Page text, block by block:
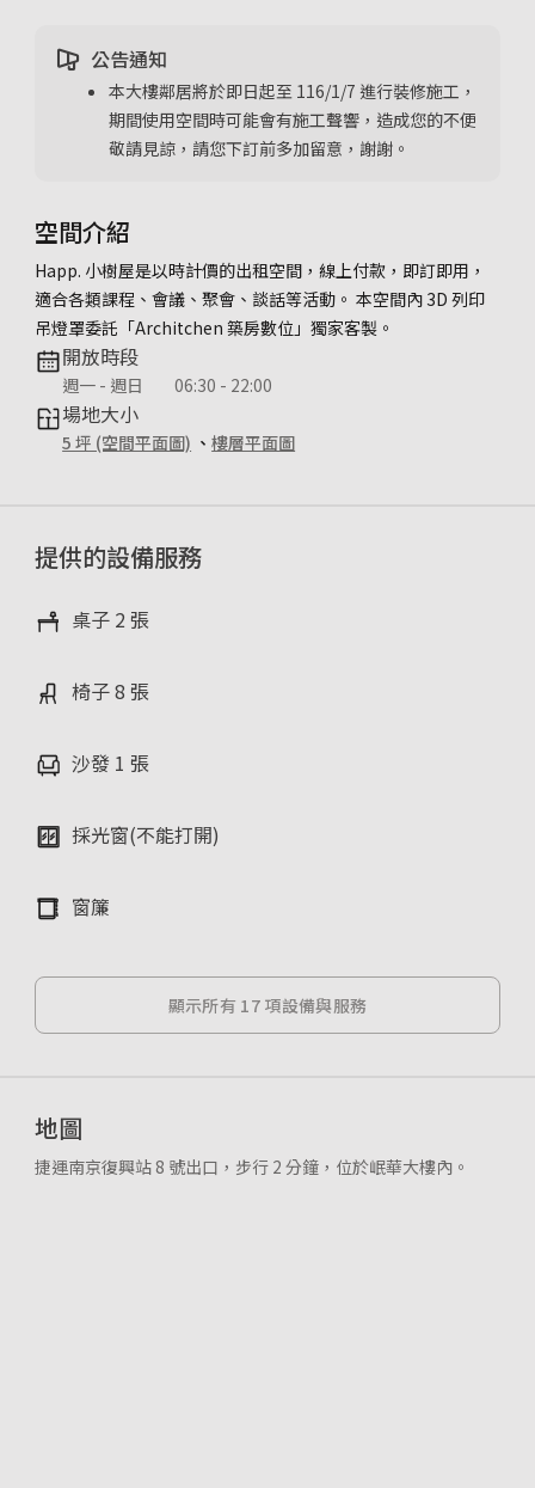
公告通知
本大樓鄰居將於即日起至 116/1/7 進行裝修施工，
期間使用空間時可能會有施工聲響，造成您的不便
敬請見諒，請您下訂前多加留意，謝謝。
空間介紹
Happ. 小樹屋是以時計價的出租空間，線上付款，即訂即用，
適合各類課程、會議、聚會、談話等活動。 本空間內 3D 列印
吊燈罩委託「Architchen 築房數位」獨家客製。
開放時段
週一 - 週日 06:30 - 22:00
場地大小
5 坪 (空間平面圖) 、樓層平面圖
提供的設備服務
桌子 2 張
椅子 8 張
沙發 1 張
採光窗(不能打開)
窗簾
顯示所有 17 項設備與服務
地圖
捷運南京復興站 8 號出口，步行 2 分鐘，位於岷華大樓內。